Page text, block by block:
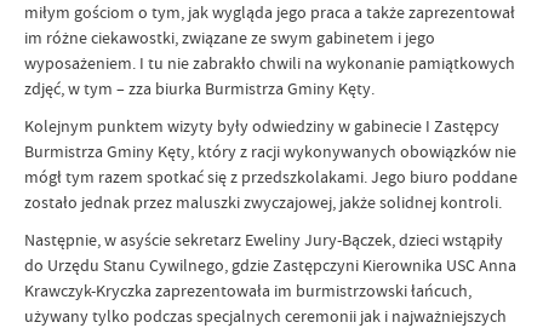
miłym gościom o tym, jak wygląda jego praca a także zaprezentował
im różne ciekawostki, związane ze swym gabinetem i jego
wyposażeniem. I tu nie zabrakło chwili na wykonanie pamiątkowych
zdjęć, w tym – zza biurka Burmistrza Gminy Kęty.
Kolejnym punktem wizyty były odwiedziny w gabinecie I Zastępcy
Burmistrza Gminy Kęty, który z racji wykonywanych obowiązków nie
mógł tym razem spotkać się z przedszkolakami. Jego biuro poddane
zostało jednak przez maluszki zwyczajowej, jakże solidnej kontroli.
Następnie, w asyście sekretarz Eweliny Jury-Bączek, dzieci wstąpiły
do Urzędu Stanu Cywilnego, gdzie Zastępczyni Kierownika USC Anna
Krawczyk-Kryczka zaprezentowała im burmistrzowski łańcuch,
używany tylko podczas specjalnych ceremonii jak i najważniejszych